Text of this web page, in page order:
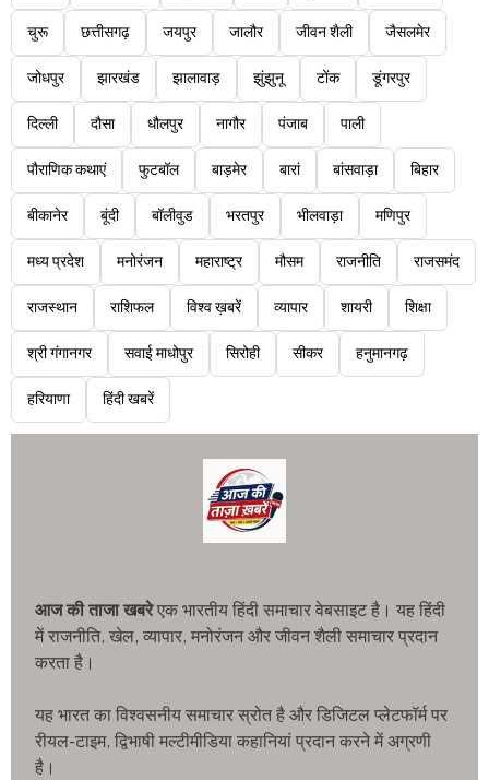
चुरू छत्तीसगढ़ जयपुर जालौर जीवन शैली जैसलमेर
जोधपुर झारखंड झालावाड़ झुंझुनू टोंक डूंगरपुर
दिल्ली दौसा धौलपुर नागौर पंजाब पाली
पौराणिक कथाएं फुटबॉल बाड़मेर बारां बांसवाड़ा बिहार
बीकानेर बूंदी बॉलीवुड भरतपुर भीलवाड़ा मणिपुर
मध्य प्रदेश मनोरंजन महाराष्ट्र मौसम राजनीति राजसमंद
राजस्थान राशिफल विश्व ख़बरें व्यापार शायरी शिक्षा
श्री गंगानगर सवाई माधोपुर सिरोही सीकर हनुमानगढ़
हरियाणा हिंदी खबरें
आज की ताजा खबरेएक भारतीय हिंदी समाचार वेबसाइट है। यह हिंदी
में राजनीति, खेल, व्यापार, मनोरंजन और जीवन शैली समाचार प्रदान
करता है।
यह भारत का विश्वसनीय समाचार स्रोत है और डिजिटल प्लेटफॉर्म पर
रीयल-टाइम, द्विभाषी मल्टीमीडिया कहानियां प्रदान करने में अग्रणी
है।